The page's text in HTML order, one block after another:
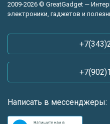
2009-2026 © GreatGadget —
электроники, гаджетов и
Написать в мессенджеры: